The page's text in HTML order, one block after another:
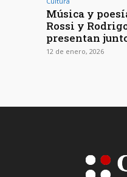
Música y
Rossi y
presentan
12 de enero, 2026